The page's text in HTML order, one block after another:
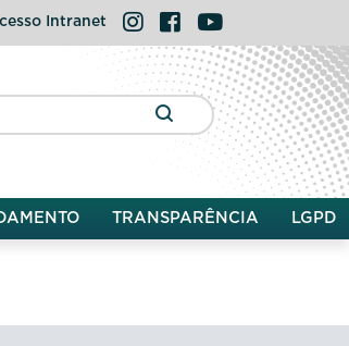
Intranet Instagram
FacebookYouTube
TRANSPARÊNCIA LGPD